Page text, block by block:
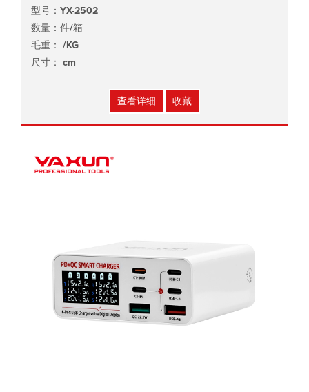
型号：YX-2502
数量：件/箱
毛重： /KG
尺寸： cm
查看详细 收藏